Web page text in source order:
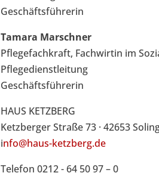
Geschäftsführerin
Tamara Marschner
Pflegefachkraft, Fachwirtin im
Pflegedienstleitung
Geschäftsführerin
HAUS KETZBERG
Ketzberger Straße 73 · 42653
info@haus-ketzberg.de
Telefon 0212 - 64 50 97 – 0